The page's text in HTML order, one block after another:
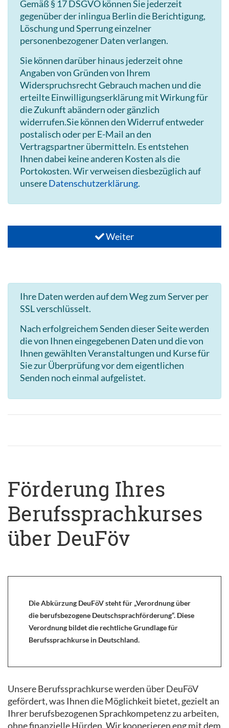
Gemäß § 17 DSGVO können Sie jederzeit
gegenüber der inlingua Berlin die Berichtigung,
Löschung und Sperrung einzelner
personenbezogener Daten verlangen.
Sie können darüber hinaus jederzeit ohne
Angaben von Gründen von Ihrem
Widerspruchsrecht Gebrauch machen und die
erteilte Einwilligungserklärung mit Wirkung für
die Zukunft abändern oder gänzlich
widerrufen.Sie können den Widerruf entweder
postalisch oder per E-Mail an den
Vertragspartner übermitteln. Es entstehen
Ihnen dabei keine anderen Kosten als die
Portokosten. Wir verweisen diesbezüglich auf
unsereDatenschutzerklärung.
Weiter
Ihre Daten werden auf dem Weg zum Server per
SSL verschlüsselt.
Nach erfolgreichem Senden dieser Seite werden
die von Ihnen eingegebenen Daten und die von
Ihnen gewählten Veranstaltungen und Kurse für
Sie zur Überprüfung vor dem eigentlichen
Senden noch einmal aufgelistet.
Förderung Ihres
Berufssprachkurses
über DeuFöv
Die Abkürzung DeuFöV steht für „Verordnung über
die berufsbezogene Deutschsprachförderung“. Diese
Verordnung bildet die rechtliche Grundlage für
Berufssprachkurse in Deutschland.
Unsere Berufssprachkurse werden über DeuFöV
gefördert, was Ihnen die Möglichkeit bietet, gezielt an
Ihrer berufsbezogenen Sprachkompetenz zu arbeiten,
ohne finanzielle Hürden. Wir kooperieren eng mit dem